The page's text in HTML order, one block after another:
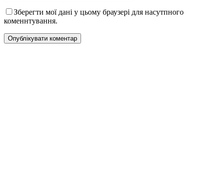
Зберегти мої дані у цьому браузері для насутпного
коменнтування.